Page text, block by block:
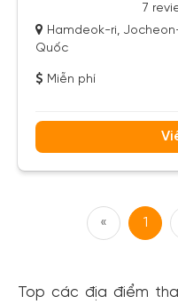
7
Hamdeok-ri,
Quốc
Miễn phí
« 1
Top các địa điểm